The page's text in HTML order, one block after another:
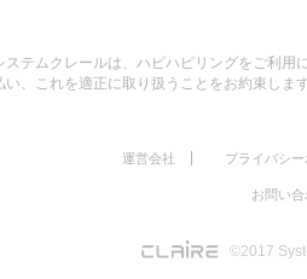
ステムクレールは、ハピハピリングをご利
い、これを適正に取り扱うことをお約束します
運営会社 プライバシ
お問い
©2017